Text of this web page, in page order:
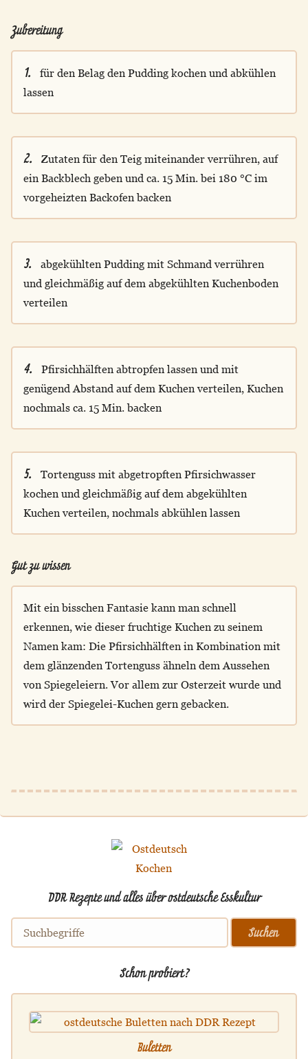
Zubereitung
1.
für den Belag den Pudding kochen und abkühlen
lassen
2.
Zutaten für den Teig miteinander verrühren, auf
ein Backblech geben und ca. 15 Min. bei 180 °C im
vorgeheizten Backofen backen
3.
abgekühlten Pudding mit Schmand verrühren
und gleichmäßig auf dem abgekühlten Kuchenboden
verteilen
4.
Pfirsichhälften abtropfen lassen und mit
genügend Abstand auf dem Kuchen verteilen, Kuchen
nochmals ca. 15 Min. backen
5.
Tortenguss mit abgetropften Pfirsichwasser
kochen und gleichmäßig auf dem abgekühlten
Kuchen verteilen, nochmals abkühlen lassen
Gut zu wissen
Mit ein bisschen Fantasie kann man schnell
erkennen, wie dieser fruchtige Kuchen zu seinem
Namen kam: Die Pfirsichhälften in Kombination mit
dem glänzenden Tortenguss ähneln dem Aussehen
von Spiegeleiern. Vor allem zur Osterzeit wurde und
wird der Spiegelei-Kuchen gern gebacken.
DDR Rezepte und alles über ostdeutsche Esskultur
Schon probiert?
Buletten